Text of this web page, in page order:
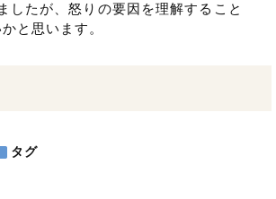
したが、怒りの要因を理解すること
と思います。
タグ